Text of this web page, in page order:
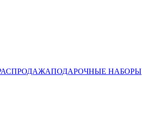
ПОДАРОЧНЫЕ НАБОРЫ